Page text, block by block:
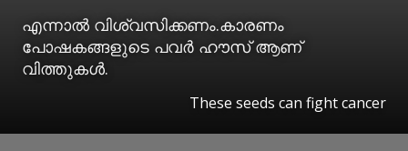
എന്നാൽ വിശ്വസിക്കണം.കാരണം
പോഷകങ്ങളുടെ പവർ ഹൗസ് ആണ്
വിത്തുകൾ.
These seeds can fight cancer